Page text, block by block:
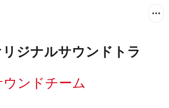
ジナルサウンドトラ
ンドチーム